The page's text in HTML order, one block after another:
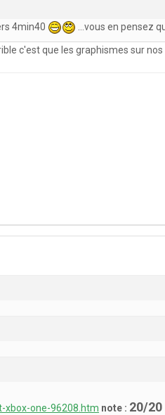
4min40 ...vous en pensez
c'est que les graphismes sur
one-96208.htm note : 20/20